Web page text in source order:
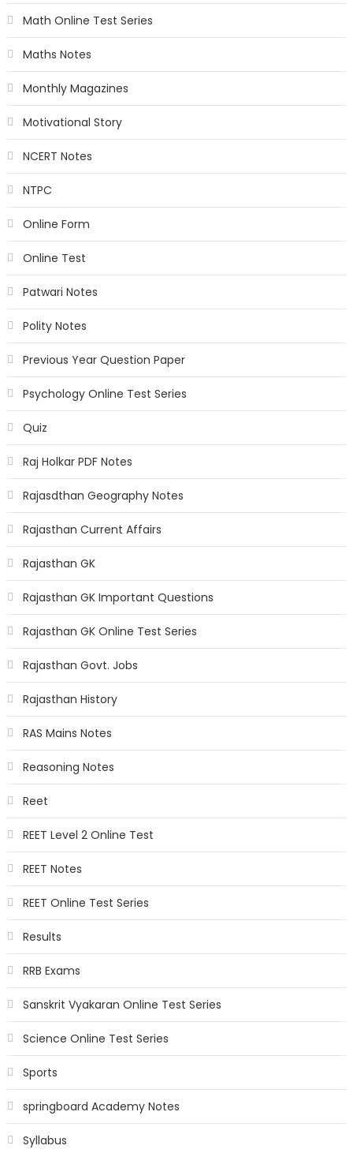
Math Online Test Series
Maths Notes
Monthly Magazines
Motivational Story
NCERT Notes
NTPC
Online Form
Online Test
Patwari Notes
Polity Notes
Previous Year Question Paper
Psychology Online Test Series
Quiz
Raj Holkar PDF Notes
Rajasdthan Geography Notes
Rajasthan Current Affairs
Rajasthan GK
Rajasthan GK Important Questions
Rajasthan GK Online Test Series
Rajasthan Govt. Jobs
Rajasthan History
RAS Mains Notes
Reasoning Notes
Reet
REET Level 2 Online Test
REET Notes
REET Online Test Series
Results
RRB Exams
Sanskrit Vyakaran Online Test Series
Science Online Test Series
Sports
springboard Academy Notes
Syllabus